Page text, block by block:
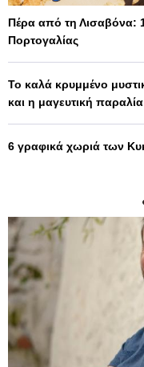
Πέρα από τη Λισαβόνα:
Πορτογαλίας
Το καλά κρυμμένο
και η μαγευτική
6 γραφικά χωριά των